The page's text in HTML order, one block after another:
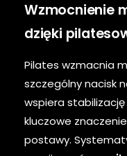
Wzmocnienie
dzięki
Pilates wzmacnia
szczególny nacisk
wspiera
kluczowe
postawy.